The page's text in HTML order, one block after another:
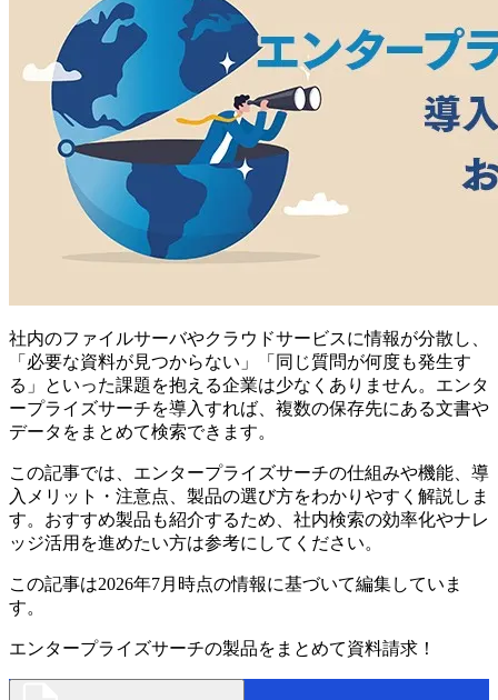
社内のファイルサーバやクラウドサービスに情報が分散し、
「必要な資料が見つからない」「同じ質問が何度も発生す
る」といった課題を抱える企業は少なくありません。エンタ
ープライズサーチを導入すれば、複数の保存先にある文書や
データをまとめて検索できます。
この記事では、エンタープライズサーチの仕組みや機能、導
入メリット・注意点、製品の選び方をわかりやすく解説しま
す。おすすめ製品も紹介するため、社内検索の効率化やナレ
ッジ活用を進めたい方は参考にしてください。
この記事は2026年7月時点の情報に基づいて編集していま
す。
エンタープライズサーチの製品をまとめて資料請求！